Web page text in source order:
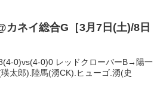
カネイ総合G［3月7日(土)/8日
0)vs(4-0)0 レッドクローバーB→陽一
太郎).陸馬(湧CK).ヒューゴ.湧(史